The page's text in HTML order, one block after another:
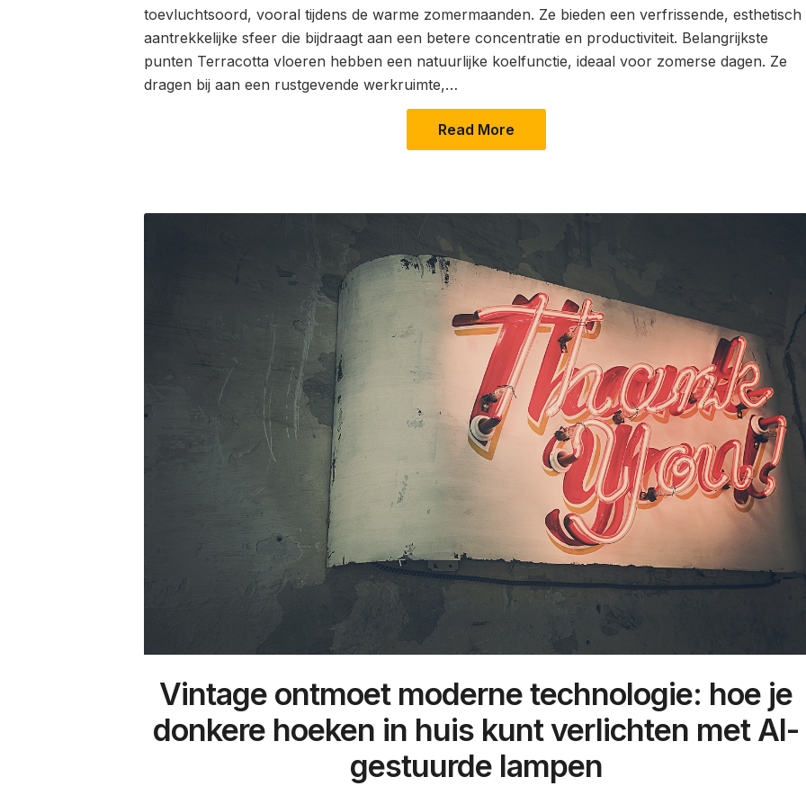
toevluchtsoord, vooral tijdens de warme zomermaanden. Ze bieden een verfrissende, esthetisch
aantrekkelijke sfeer die bijdraagt aan een betere concentratie en productiviteit. Belangrijkste
punten Terracotta vloeren hebben een natuurlijke koelfunctie, ideaal voor zomerse dagen. Ze
dragen bij aan een rustgevende werkruimte,…
Read More
Vintage ontmoet moderne technologie: hoe je
donkere hoeken in huis kunt verlichten met AI-
gestuurde lampen